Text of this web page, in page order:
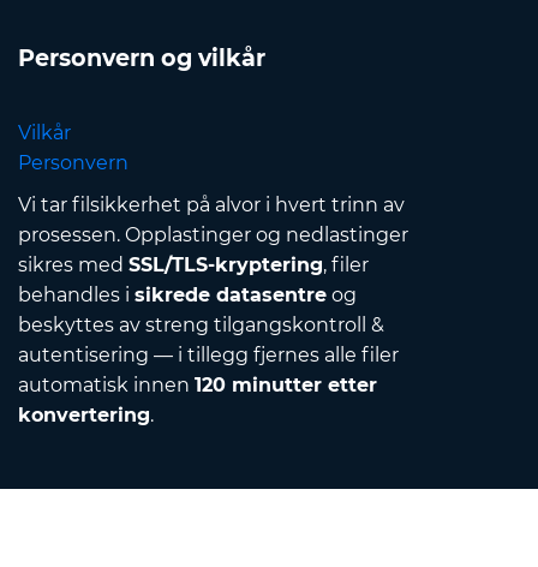
Personvern og vilkår
Vilkår
Personvern
Vi tar filsikkerhet på alvor i hvert trinn av
prosessen. Opplastinger og nedlastinger
sikres med SSL/TLS-kryptering, filer
behandles i sikrede datasentre og
beskyttes av streng tilgangskontroll &
autentisering — i tillegg fjernes alle filer
automatisk innen 120 minutter etter
konvertering.